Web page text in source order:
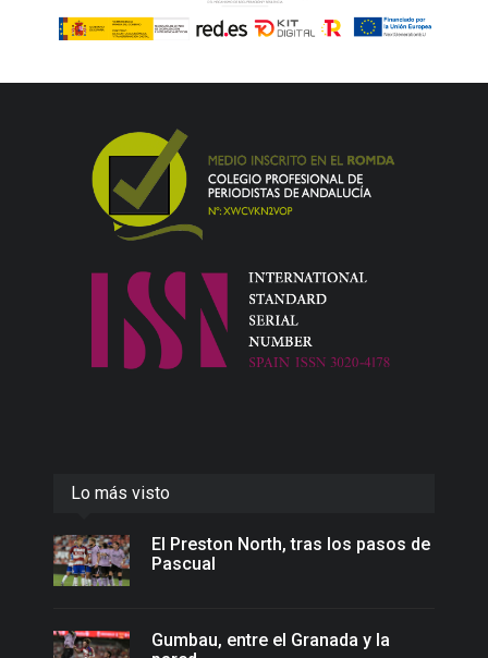
Lo más visto
El Preston North, tras los pasos de
Pascual
Gumbau, entre el Granada y la